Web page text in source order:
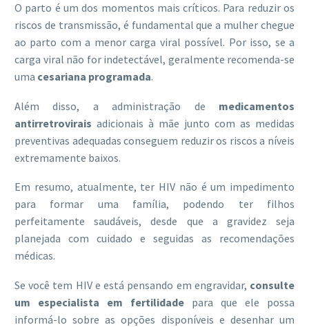
O parto é um dos momentos mais críticos. Para reduzir os
riscos de transmissão, é fundamental que a mulher chegue
ao parto com a menor carga viral possível. Por isso, se a
carga viral não for indetectável, geralmente recomenda-se
uma cesariana programada.
Além disso, a administração de medicamentos
antirretrovirais adicionais à mãe junto com as medidas
preventivas adequadas conseguem reduzir os riscos a níveis
extremamente baixos.
Em resumo, atualmente, ter HIV não é um impedimento
para formar uma família, podendo ter filhos
perfeitamente saudáveis, desde que a gravidez seja
planejada com cuidado e seguidas as recomendações
médicas.
Se você tem HIV e está pensando em engravidar, consulte
um especialista em fertilidade para que ele possa
informá-lo sobre as opções disponíveis e desenhar um